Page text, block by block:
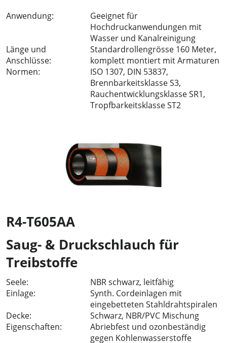
Anwendung:
Geeignet für
Hochdruckanwendungen mit
Wasser und Kanalreinigung
Länge und
Anschlüsse:
Standardrollengrösse 160 Meter,
komplett montiert mit Armaturen
Normen:
ISO 1307, DIN 53837,
Brennbarkeitsklasse S3,
Rauchentwicklungsklasse SR1,
Tropfbarkeitsklasse ST2
R4-T605AA
Saug- & Druckschlauch für
Treibstoffe
Seele:
NBR schwarz, leitfähig
Einlage:
Synth. Cordeinlagen mit
eingebetteten Stahldrahtspiralen
Decke:
Schwarz, NBR/PVC Mischung
Eigenschaften:
Abriebfest und ozonbeständig
gegen Kohlenwasserstoffe